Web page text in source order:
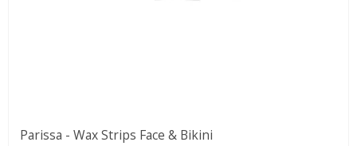
Parissa - Wax Strips Face & Bikini